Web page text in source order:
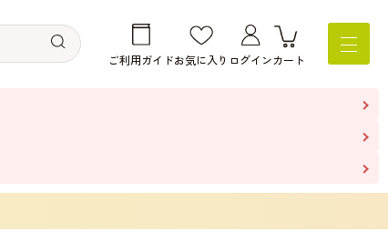
ご利用ガイドお気に入り ログインカート